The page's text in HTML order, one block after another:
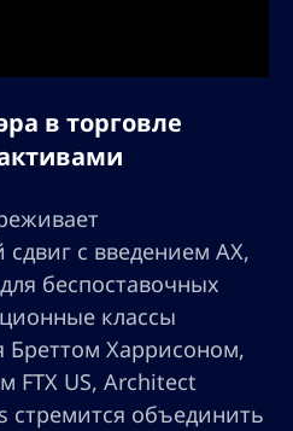
в торговле
с введением AX,
беспоставочных
классы
Бреттом Харрисоном,
FTX US, Architect
стремится объединить